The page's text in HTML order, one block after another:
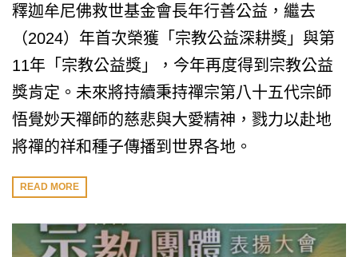
釋迦牟尼佛救世基金會長年行善公益，繼去
（2024）年首次榮獲「宗教公益深耕獎」與第
11年「宗教公益獎」，今年再度得到宗教公益
獎肯定。未來將持續秉持禪宗第八十五代宗師
悟覺妙天禪師的慈悲與大愛精神，戮力以赴地
將禪的祥和種子傳播到世界各地。
READ MORE